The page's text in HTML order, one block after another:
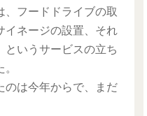
、フードドライブの取
イネージの設置、それ
というサービスの立ち
は今年からで、まだ